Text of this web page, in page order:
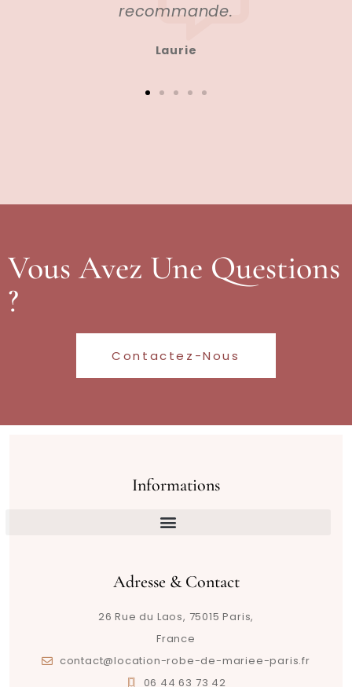
Vous Avez Une Questions
?
Contactez-Nous
Informations
Adresse & Contact
26 Rue du Laos, 75015 Paris,
France
contact@location-robe-de-mariee-paris.fr
06 44 63 73 42